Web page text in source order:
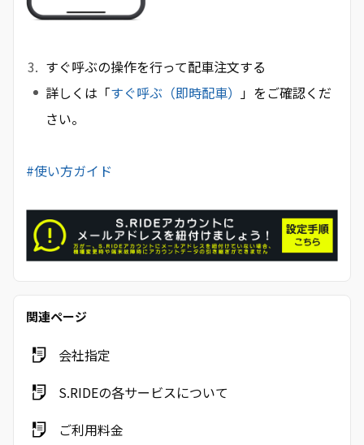
すぐ呼ぶの操作を行って配車注文する
詳しくは「すぐ呼ぶ（即時配車） 」をご確認くだ
さい。
#使い方ガイド
関連ページ
会社指定
S.RIDEの各サービスについて
ご利用料金